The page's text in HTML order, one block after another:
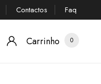
Contactos Faq
Carrinho 0